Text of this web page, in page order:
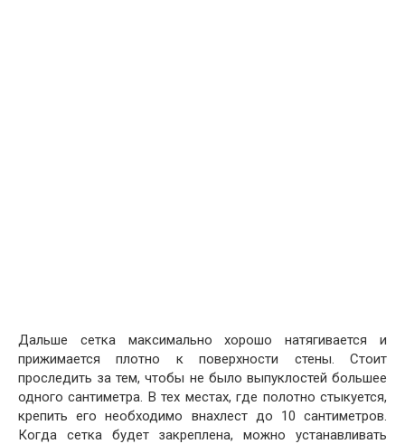
Дальше сетка максимально хорошо натягивается и
прижимается плотно к поверхности стены. Стоит
проследить за тем, чтобы не было выпуклостей большее
одного сантиметра. В тех местах, где полотно стыкуется,
крепить его необходимо внахлест до 10 сантиметров.
Когда сетка будет закреплена, можно устанавливать